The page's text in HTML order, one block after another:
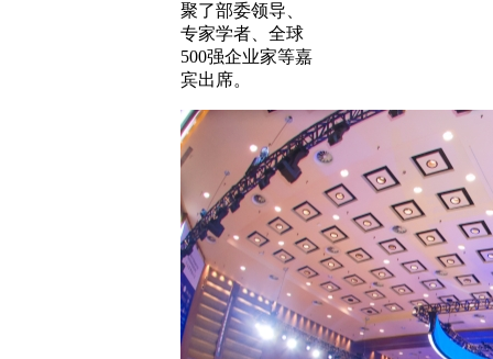
聚了部委领导、
专家学者、全球
500强企业家等嘉
宾出席。